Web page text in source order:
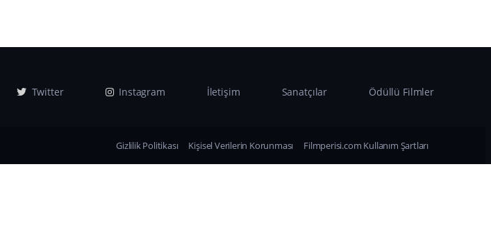
Twitter Instagram İletişim Sanatçılar Ödüllü Filmler
Gizlilik Politikası Kişisel Verilerin Korunması Filmperisi.com Kullanım Şartları